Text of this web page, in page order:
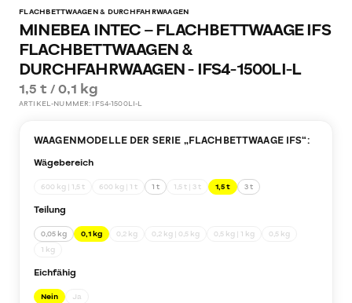
FLACHBETTWAAGEN & DURCHFAHRWAAGEN
MINEBEA INTEC – FLACHBETTWAAGE IFS
FLACHBETTWAAGEN &
DURCHFAHRWAAGEN - IFS4-1500LI-L
1,5 t / 0,1 kg
ARTIKEL-NUMMER: IFS4-1500LI-L
WAAGENMODELLE DER SERIE „FLACHBETTWAAGE IFS“:
Wägebereich
600 kg | 1,5 t 600 kg | 1 t 1 t 1,5 t | 3 t 1,5 t 3 t
Teilung
0,05 kg 0,1 kg 0,2 kg 0,2 kg | 0,5 kg 0,5 kg | 1 kg
0,5 kg
1 kg
Eichfähig
Nein Ja